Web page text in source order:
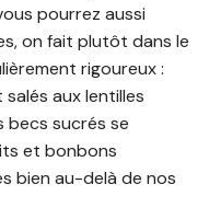
pourrez aussi
on fait plutôt dans le
rigoureux :
aux lentilles
becs sucrés se
et bonbons
bien au-delà de nos